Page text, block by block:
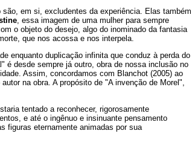
em si, excludentes da experiência. Elas também
, essa imagem de uma mulher para sempre
o objeto do desejo, algo do inominado da fantasia
que nos acossa e nos interpela.
enquanto duplicação infinita que conduz à perda do
é desde sempre já outro, obra de nossa inclusão no
Assim, concordamos com Blanchot (2005) ao
na obra. A propósito de "A invenção de Morel",
tentado a reconhecer, rigorosamente
e até o ingênuo e insinuante pensamento
figuras eternamente animadas por sua